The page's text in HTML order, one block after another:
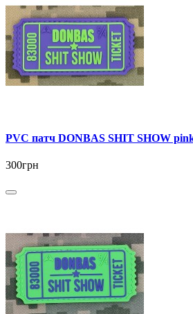
PVC патч DONBAS SHIT SHOW
300грн